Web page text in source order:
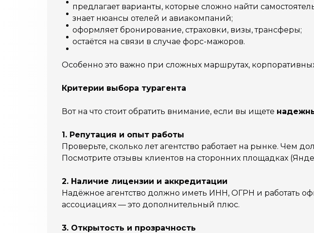
предлагает варианты, которые сложно найти
знает нюансы отелей и авиакомпаний;
оформляет бронирование, страховки, визы, трансферы;
остаётся на связи в случае форс-мажоров.
Особенно это важно при сложных маршрутах,
Критерии выбора турагента
Вот на что стоит обратить внимание, если вы ищете
1. Репутация и опыт работы
Проверьте, сколько лет агентство работает на рынке. Чем
Посмотрите отзывы клиентов на сторонних площадках
2. Наличие лицензии и аккредитации
Надёжное агентство должно иметь ИНН, ОГРН и работать
ассоциациях — это дополнительный плюс.
3. Открытость и прозрачность